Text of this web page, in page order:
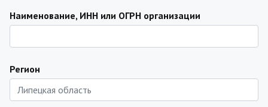
Наименование, ИНН или ОГРН организации
Регион